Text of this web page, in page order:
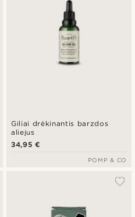
Giliai drėkinantis barzdos
aliejus
34,95 €
POMP & CO